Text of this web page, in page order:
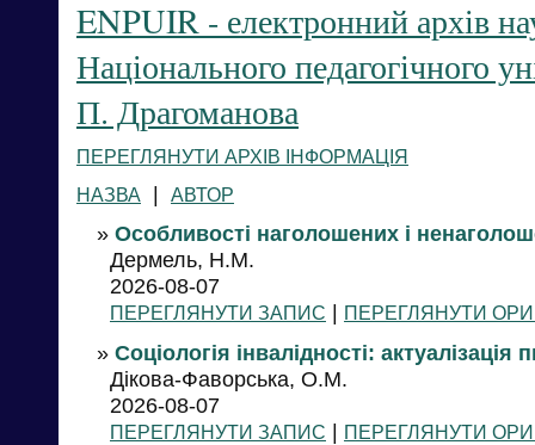
ENPUIR - електронний архів
Національного педагогічного
П. Драгоманова
ПЕРЕГЛЯНУТИ АРХІВ ІНФОРМАЦІЯ
НАЗВА
| АВТОР
» Особливості наголошених і
Дермель, Н.М.
2026-08-07
ПЕРЕГЛЯНУТИ ЗАПИС | ПЕРЕГЛЯНУТИ
» Соціологія інвалідності: актуалізація
Дікова-Фаворська, О.М.
2026-08-07
ПЕРЕГЛЯНУТИ ЗАПИС | ПЕРЕГЛЯНУТИ